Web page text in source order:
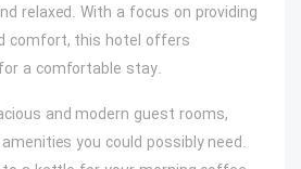
relaxed. With a focus on providing
comfort, this hotel offers
a comfortable stay.
and modern guest rooms,
you could possibly need.